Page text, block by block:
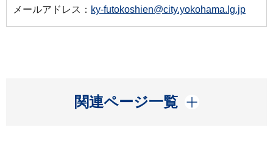
メールアドレス： ky-futokoshien@city.yokohama.lg.jp
関連ページ一覧
開く